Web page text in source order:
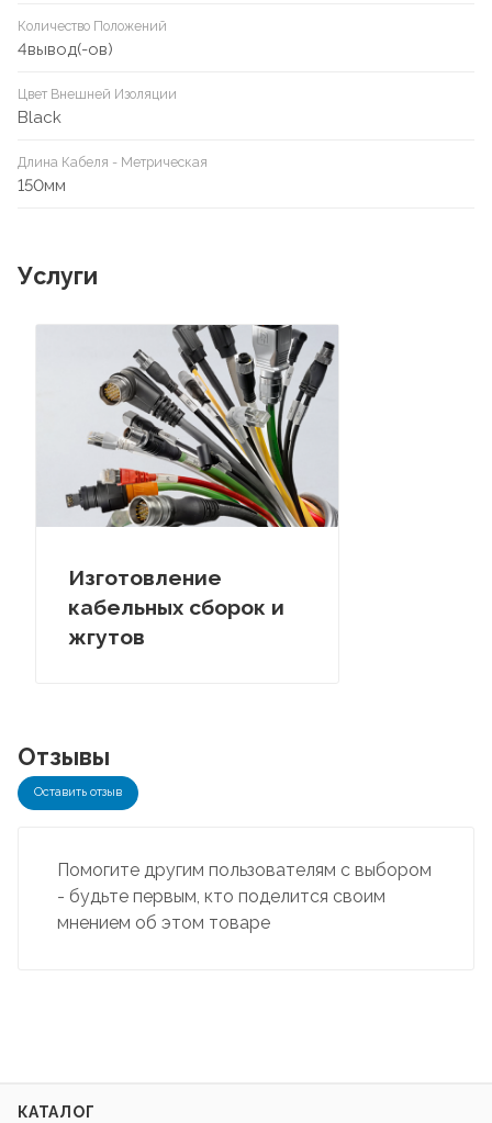
Количество Положений
4вывод(-ов)
Цвет Внешней Изоляции
Black
Длина Кабеля - Метрическая
150мм
Услуги
Изготовление
кабельных сборок и
жгутов
Отзывы
Оставить отзыв
Помогите другим пользователям с выбором
- будьте первым, кто поделится своим
мнением об этом товаре
КАТАЛОГ